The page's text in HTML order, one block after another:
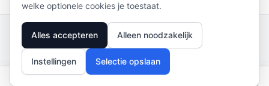
Privacy Policy Terms of Service
Beoordelingen
© 2026 Duursportvoeding
welke optionele cookies je toestaat.
Alles accepteren Alleen noodzakelijk
Instellingen Selectie opslaan